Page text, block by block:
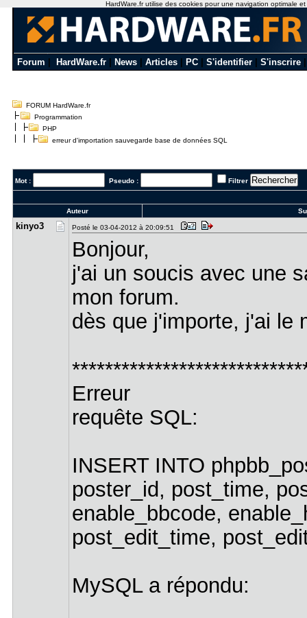
Forum HardWare.fr News Articles PC S'identifier S'inscrire
FORUM HardWare.fr
Programmation
PHP
erreur d'importation sauvegarde base de données SQL
Mot : Pseudo : Filtrer
Auteur
kinyo3 Posté le 03-04-2012 à 20:09:51
Bonjour,
j'ai un soucis avec une
mon forum.
dès que j'importe, j'ai le
Erreur
requête SQL:
INSERT INTO
poster_id, post_time,
enable_bbcode,
post_edit_time,
MySQL a répondu:
HardWare.fr utilise des cookies pour une navigation optimale